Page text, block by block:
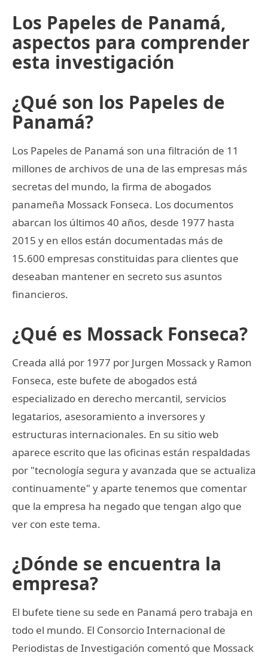
Los Papeles de Panamá,
aspectos para comprender
esta investigación
¿Qué son los Papeles de
Panamá?
Los Papeles de Panamá son una filtración de 11
millones de archivos de una de las empresas más
secretas del mundo, la firma de abogados
panameña Mossack Fonseca. Los documentos
abarcan los últimos 40 años, desde 1977 hasta
2015 y en ellos están documentadas más de
15.600 empresas constituidas para clientes que
deseaban mantener en secreto sus asuntos
financieros.
¿Qué es Mossack Fonseca?
Creada allá por 1977 por Jurgen Mossack y Ramon
Fonseca, este bufete de abogados está
especializado en derecho mercantil, servicios
legatarios, asesoramiento a inversores y
estructuras internacionales. En su sitio web
aparece escrito que las oficinas están respaldadas
por "tecnología segura y avanzada que se actualiza
continuamente" y aparte tenemos que comentar
que la empresa ha negado que tengan algo que
ver con este tema.
¿Dónde se encuentra la
empresa?
El bufete tiene su sede en Panamá pero trabaja en
todo el mundo. El Consorcio Internacional de
Periodistas de Investigación comentó que Mossack